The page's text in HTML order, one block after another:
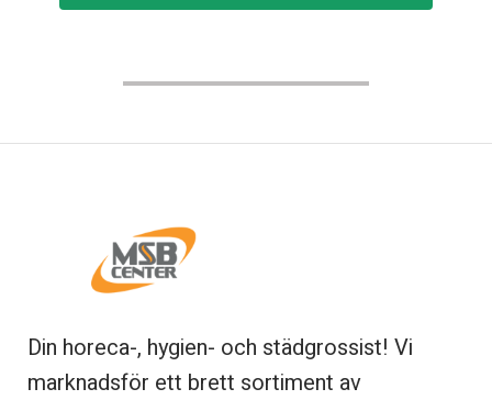
Din horeca-, hygien- och städgrossist! Vi
marknadsför ett brett sortiment av